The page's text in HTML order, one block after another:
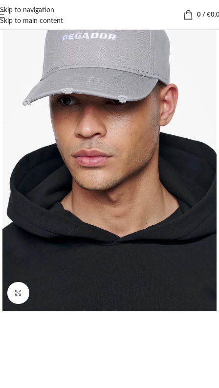
Skip to navigation
Skip to main content
0 / €
Click to enlarge